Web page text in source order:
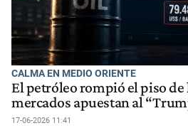
CALMA EN MEDIO ORIENTE
El petróleo rompió el piso de
mercados apuestan al
17-06-2026 11:41